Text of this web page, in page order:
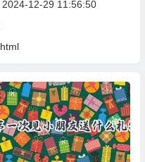
2024-12-29 11:56:50